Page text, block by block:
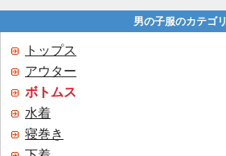
男の子服のカテゴリ
トップス
アウター
ボトムス
水着
寝巻き